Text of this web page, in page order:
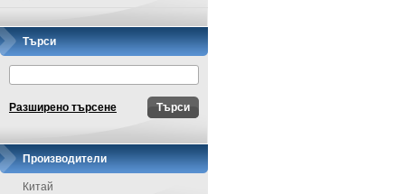
Търси
Разширено търсене
Производители
Китай